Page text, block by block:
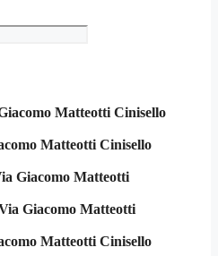
Matteotti Cinisello
Matteotti Cinisello
Giacomo Matteotti
Giacomo Matteotti
Matteotti Cinisello